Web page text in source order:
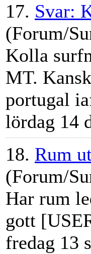
17. Svar:
(Forum/
Kolla
MT.
portugal
lördag 14
18. Rum
(Forum/
Har rum
gott
fredag 13